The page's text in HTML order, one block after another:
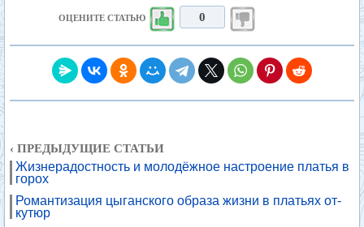
ОЦЕНИТЕ СТАТЬЮ 0
‹ ПРЕДЫДУЩИЕ СТАТЬИ
Жизнерадостность и молодёжное настроение платья в
горох
Романтизация цыганского образа жизни в платьях от-
кутюр